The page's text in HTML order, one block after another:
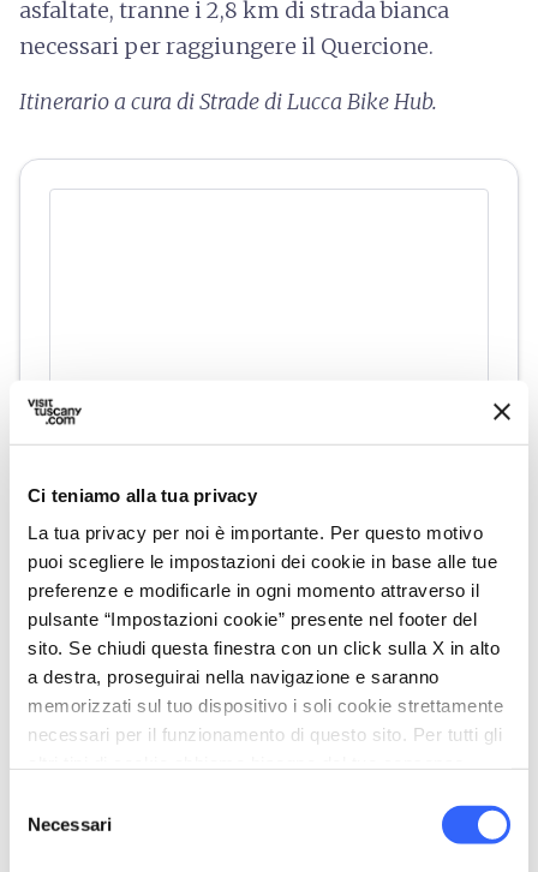
Ci teniamo alla tua privacy
La tua privacy per noi è importante. Per questo motivo
puoi scegliere le impostazioni dei cookie in base alle tue
preferenze e modificarle in ogni momento attraverso il
pulsante “Impostazioni cookie” presente nel footer del
sito. Se chiudi questa finestra con un click sulla X in alto
a destra, proseguirai nella navigazione e saranno
memorizzati sul tuo dispositivo i soli cookie strettamente
necessari per il funzionamento di questo sito. Per tutti gli
delNecessari
asfaltate, tranne i 2,8 km di strada bianca
necessari per raggiungere il Quercione.
Itinerario a cura di Strade di Lucca Bike Hub.
vertical_align_top 321 mt
vertical_align_bottom 12 mt
Strada, Gravel